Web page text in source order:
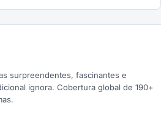
surpreendentes, fascinantes e
ignora. Cobertura global de 190+